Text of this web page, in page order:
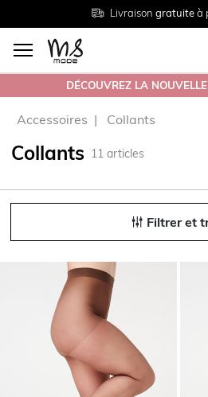
Livraison gratuiteà
Tailles du38
Retourgratuit
DÉCOUVREZ LA
Accessoires Collants
Collants 11 articles
Filtrer et